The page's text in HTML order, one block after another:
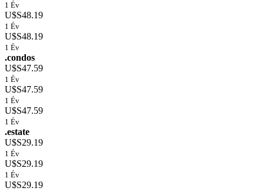
1 Év
U$S48.19
1 Év
U$S48.19
1 Év
.condos
U$S47.59
1 Év
U$S47.59
1 Év
U$S47.59
1 Év
.estate
U$S29.19
1 Év
U$S29.19
1 Év
U$S29.19